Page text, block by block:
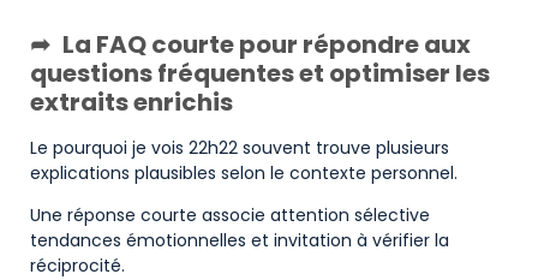
La FAQ courte pour répondre aux
questions fréquentes et optimiser les
extraits enrichis
Le pourquoi je vois 22h22 souvent trouve plusieurs
explications plausibles selon le contexte personnel.
Une réponse courte associe attention sélective
tendances émotionnelles et invitation à vérifier la
réciprocité.